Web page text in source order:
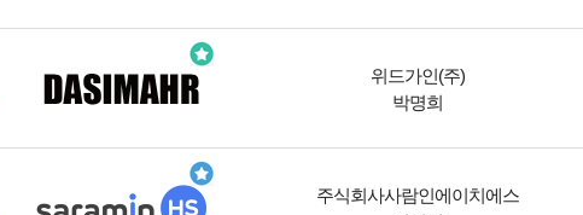
위드가인(주)
박명희
주식회사사람인에이치에스